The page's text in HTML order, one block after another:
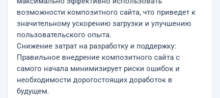
возможности композитного сайта, что приведет к
значительному ускорению загрузки и улучшению
пользовательского опыта.
Снижение затрат на разработку и поддержку:
Правильное внедрение композитного сайта с
самого начала минимизирует риски ошибок и
необходимости дорогостоящих доработок в
будущем.